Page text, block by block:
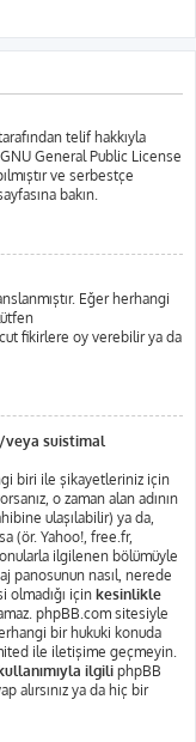
telif hakkıyla
GNU General Public License
ve serbestçe
bakın.
Eğer herhangi
fikirlere oy verebilir ya da
veya suistimal
biri ile şikayetleriniz için
o zaman alan adının
ulaşılabilir) ya da,
(ör. Yahoo!, free.fr,
ilgilenen bölümüyle
panosunun nasıl, nerede
olmadığı için kesinlikle
phpBB.com sitesiyle
bir hukuki konuda
ile iletişime geçmeyin.
ilgiliphpBB
alırsınız ya da hiç bir